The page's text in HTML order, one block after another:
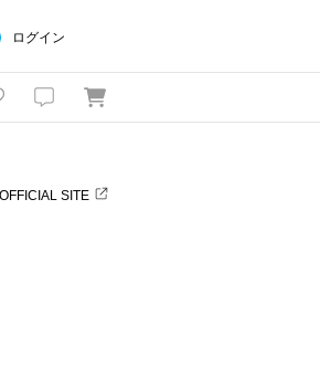
ログイン
OFFICIAL SITE